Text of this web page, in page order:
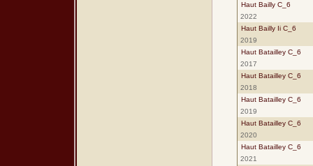
Haut Bailly C_6
2022
Haut Bailly Ii C_6
2019
Haut Batailley C_6
2017
Haut Batailley C_6
2018
Haut Batailley C_6
2019
Haut Batailley C_6
2020
Haut Batailley C_6
2021